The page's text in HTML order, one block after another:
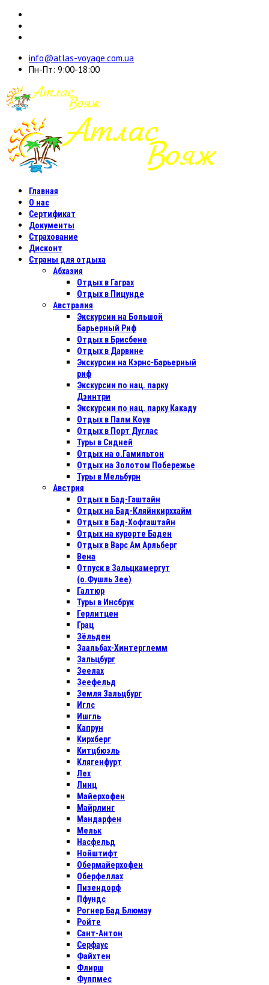
info@atlas-voyage.com.ua
Пн-Пт: 9:00-18:00
Главная
О нас
Сертификат
Документы
Страхование
Дисконт
Страны для отдыха
Абхазия
Отдых в Гаграх
Отдых в Пицунде
Австралия
Экскурсии на Большой
Барьерный Риф
Отдых в Бриcбене
Отдых в Дарвине
Экскурсии на Кэрнс-Барьерный
риф
Экскурсии по нац. парку
Дэинтри
Экскурсии по нац. парку Какаду
Отдых в Палм Коув
Отдых в Порт Дуглас
Туры в Сидней
Отдых на о.Гамильтон
Отдых на Золотом Побережье
Туры в Мельбурн
Австрия
Отдых в Бад-Гаштайн
Отдых на Бад-Кляйнкирххайм
Отдых в Бад-Хофгаштайн
Отдых на курорте Баден
Отдых в Варс Ам Арльберг
Вена
Отпуск в Зальцкамергут
(о.Фушль Зее)
Галтюр
Туры в Инсбрук
Герлитцен
Грац
Зёльден
Заальбах-Хинтерглемм
Зальцбург
Зеелах
Зеефельд
Земля Зальцбург
Иглс
Ишгль
Капрун
Кирхберг
Китцбюэль
Клягенфурт
Лех
Линц
Майерхофен
Майрлинг
Мандарфен
Мельк
Насфельд
Нойштифт
Обермайерхофен
Оберфеллах
Пизендорф
Пфундс
Рогнер Бад Блюмау
Ройте
Сант-Антон
Серфаус
Файхтен
Флирш
Фулпмес